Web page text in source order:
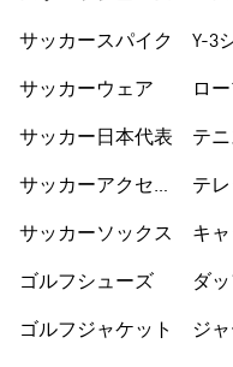
サッカースパイク
サッカーウェア
サッカー日本代表
サッカーアクセサ
サッカーソックス
ゴルフシューズ
ゴルフジャケット
Y-3
ロ
テ
テ
キャ
ダ
ジ